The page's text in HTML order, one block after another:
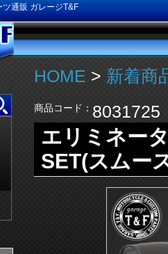
通販 ガレージT&F
HOME > 新着商
商品コード： 8031725
エリミネー
SET(スムー